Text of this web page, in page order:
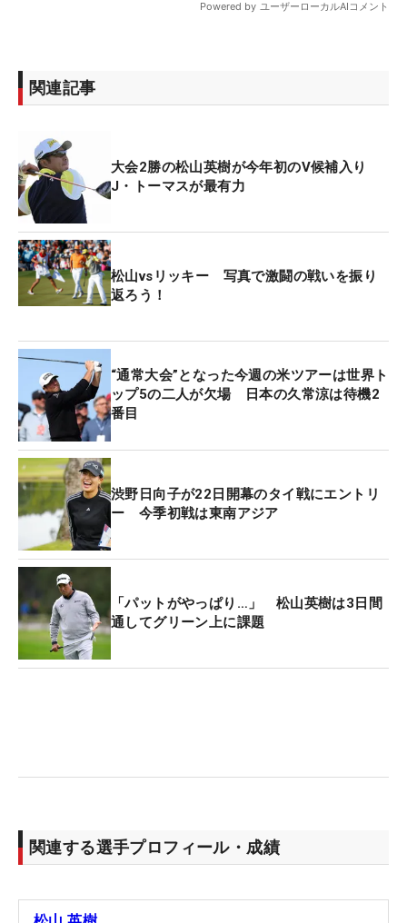
関連記事
大会2勝の松山英樹が今年初のV候補入り
J・トーマスが最有力
松山vsリッキー 写真で激闘の戦いを振り
返ろう！
“通常大会”となった今週の米ツアーは世界ト
ップ5の二人が欠場 日本の久常涼は待機2
番目
渋野日向子が22日開幕のタイ戦にエントリ
ー 今季初戦は東南アジア
「パットがやっぱり…」 松山英樹は3日間
通してグリーン上に課題
関連する選手プロフィール・成績